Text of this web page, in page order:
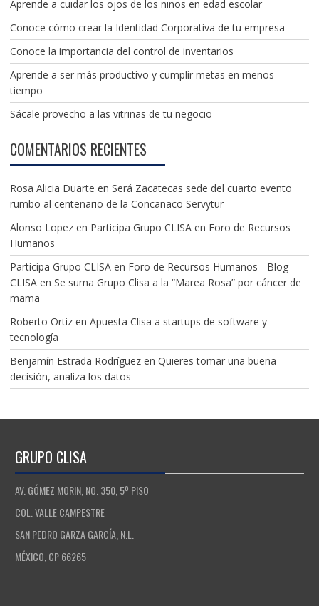
Aprende a cuidar los ojos de los niños en edad escolar
Conoce cómo crear la Identidad Corporativa de tu empresa
Conoce la importancia del control de inventarios
Aprende a ser más productivo y cumplir metas en menos
tiempo
Sácale provecho a las vitrinas de tu negocio
COMENTARIOS RECIENTES
Rosa Alicia Duarte en Será Zacatecas sede del cuarto evento
rumbo al centenario de la Concanaco Servytur
Alonso Lopezen Participa Grupo CLISA en Foro de Recursos
Humanos
Participa Grupo CLISA en Foro de Recursos Humanos - Blog
CLISAen Se suma Grupo Clisa a la “Marea Rosa” por cáncer de
mama
Roberto Ortizen Apuesta Clisa a startups de software y
tecnología
Benjamín Estrada Rodríguezen Quieres tomar una buena
decisión, analiza los datos
GRUPO CLISA
AV. GÓMEZ MORIN, NO. 350, 5º PISO
COL. VALLE CAMPESTRE
SAN PEDRO GARZA GARCÍA, N.L.
MÉXICO, CP 66265